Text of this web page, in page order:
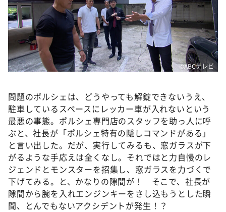
©️ABCテレビ
問題のポルシェは、どうやっても解錠できないうえ、
駐車しているスペースにレッカー車が入れないという
最悪の事態。ポルシェ専門店のスタッフを助っ人に呼
ぶと、社長が「ポルシェ特有の隠しコマンドがある」
と言い出した。だが、実行してみるも、窓ガラスが下
がるような手応えは全くなし。それではと力自慢のレ
ジェンドとモンスターを招集し、窓ガラスを力づくで
下げてみる。と、かなりの隙間が！ そこで、社長が
隙間から腕を入れエンジンキーをさし込もうとした瞬
間、とんでもないアクシデントが発生！？